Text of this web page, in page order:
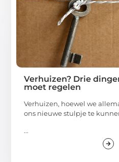
Verhuizen? Drie
moet regelen
Verhuizen, hoewel we
ons nieuwe stulpje te
...